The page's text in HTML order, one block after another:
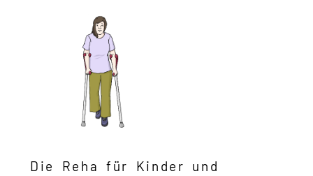
Die Reha für Kinder und